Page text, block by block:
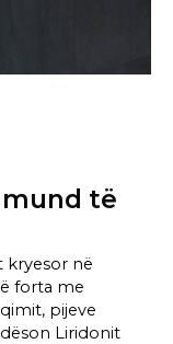
të
kryesor në
forta me
pijeve
Liridonit